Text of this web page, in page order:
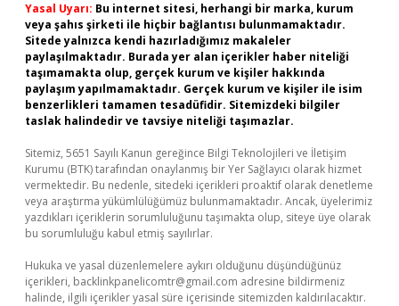
Yasal Uyarı: Bu internet sitesi, herhangi bir marka, kurum
veya şahıs şirketi ile hiçbir bağlantısı bulunmamaktadır.
Sitede yalnızca kendi hazırladığımız makaleler
paylaşılmaktadır. Burada yer alan içerikler haber niteliği
taşımamakta olup, gerçek kurum ve kişiler hakkında
paylaşım yapılmamaktadır. Gerçek kurum ve kişiler ile isim
benzerlikleri tamamen tesadüfidir. Sitemizdeki bilgiler
taslak halindedir ve tavsiye niteliği taşımazlar.
Sitemiz, 5651 Sayılı Kanun gereğince Bilgi Teknolojileri ve İletişim
Kurumu (BTK) tarafından onaylanmış bir Yer Sağlayıcı olarak hizmet
vermektedir. Bu nedenle, sitedeki içerikleri proaktif olarak denetleme
veya araştırma yükümlülüğümüz bulunmamaktadır. Ancak, üyelerimiz
yazdıkları içeriklerin sorumluluğunu taşımakta olup, siteye üye olarak
bu sorumluluğu kabul etmiş sayılırlar.
Hukuka ve yasal düzenlemelere aykırı olduğunu düşündüğünüz
içerikleri, backlinkpanelicomtr@gmail.com adresine bildirmeniz
halinde, ilgili içerikler yasal süre içerisinde sitemizden kaldırılacaktır.